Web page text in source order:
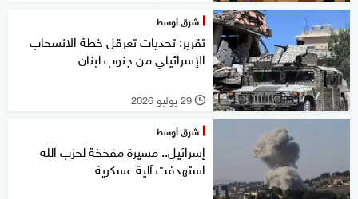
شرق أوسط
تقرير: تحديات تعرقل خطة الانسحاب
الإسرائيلي من جنوب لبنان
l 29 يوليو 2026
شرق أوسط
إسرائيل.. مسيرة مفخخة لحزب الله
استهدفت آلية عسكرية